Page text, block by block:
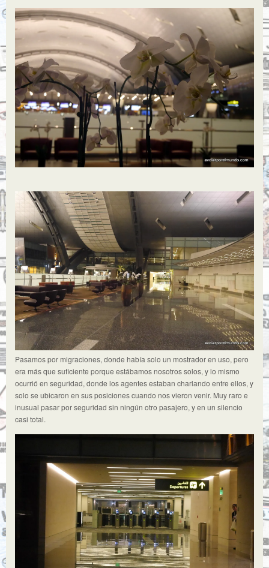
Pasamos por migraciones, donde había solo un mostrador en uso, pero
era más que suficiente porque estábamos nosotros solos, y lo mismo
ocurrió en seguridad, donde los agentes estaban charlando entre ellos, y
solo se ubicaron en sus posiciones cuando nos vieron venir. Muy raro e
inusual pasar por seguridad sin ningún otro pasajero, y en un silencio
casi total.